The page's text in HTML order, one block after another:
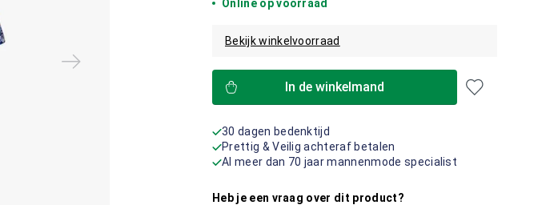
Online op voorraad
Bekijk winkelvoorraad
In de winkelmand
30 dagen bedenktijd
Prettig & Veilig achteraf betalen
Al meer dan 70 jaar mannenmode specialist
Heb je een vraag over dit product?